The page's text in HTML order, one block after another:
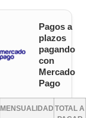
Pagos a
plazos
pagando
con
Mercado
Pago
MENSUALIDAD TOTAL A